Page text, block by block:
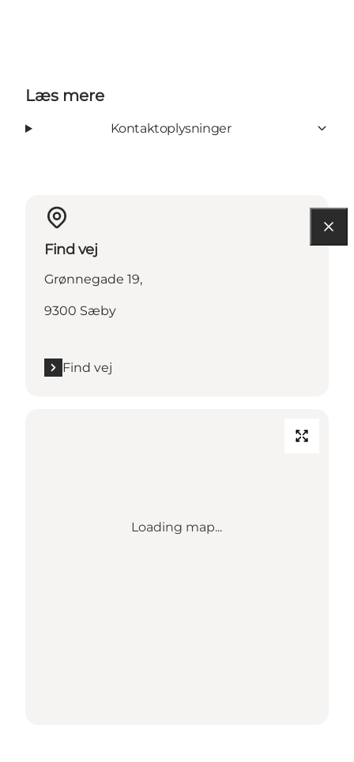
Læs mere
Kontaktoplysninger
Find vej
Grønnegade 19,
9300 Sæby
Find vej
Loading map...